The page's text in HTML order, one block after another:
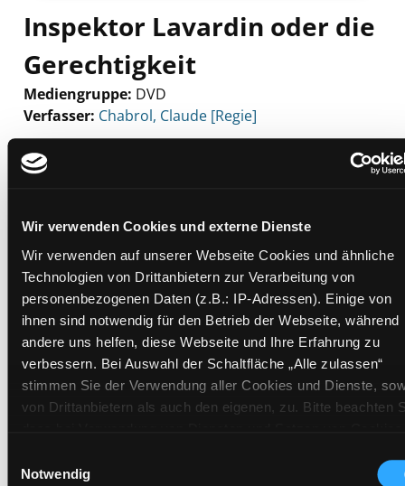
Wir verwenden Cookies und externe Dienste
Wir verwenden auf unserer Webseite Cookies und ähnliche
Technologien von Drittanbietern zur Verarbeitung von
personenbezogenen Daten (z.B.: IP-Adressen). Einige von
ihnen sind notwendig für den Betrieb der Webseite, während
andere uns helfen, diese Webseite und Ihre Erfahrung zu
verbessern. Bei Auswahl der Schaltfläche „Alle zulassen“
stimmen Sie der Verwendung aller Cookies und Dienste,
von Drittanbietern als auch den eigenen, zu. Bitte beachten
(Länder außerhalb des EWR ohne adäquates
Notwendig
Inspektor Lavardin oder die
Gerechtigkeit
Mediengruppe: DVD
Verfasser: Suche nach diesem Verfasser
Chabrol, Claude [Regie]
Beschreibung ein-/ausblenden
Exemplare
Zweigstelle: Mediathek
Signatur: TV.DD INS
Standort 2: Ausleihe
Status:Verfügbar
Frist: